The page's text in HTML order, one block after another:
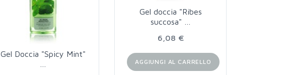
Gel doccia "Ribes
succosa" …
6,08 €
AGGIUNGI AL CARRELLO
Gel Doccia "Spicy Mint"